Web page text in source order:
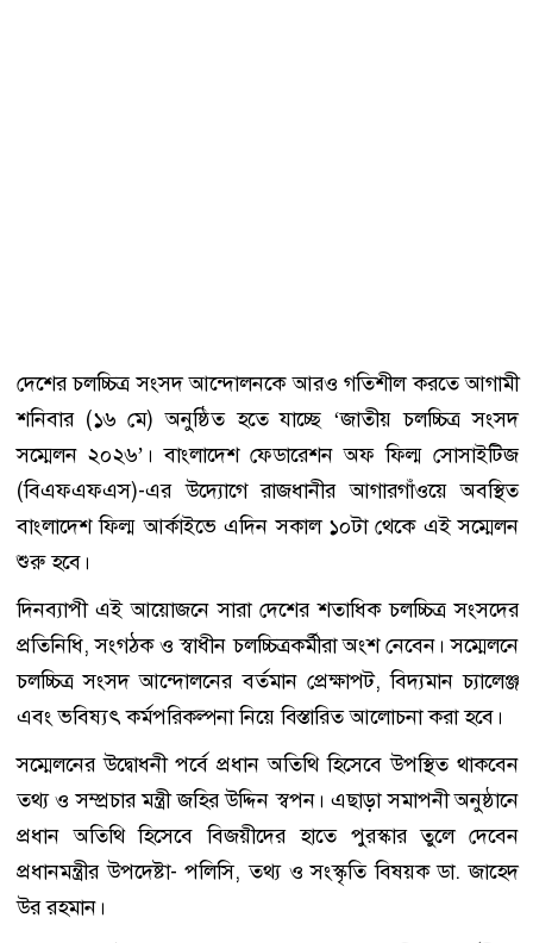
দেশের চলচ্চিত্র সংসদ আন্দোলনকে আরও গতিশীল করতে আগামী
শনিবার (১৬ মে) অনুষ্ঠিত হতে যাচ্ছে ‘জাতীয় চলচ্চিত্র সংসদ
সম্মেলন ২০২৬’। বাংলাদেশ ফেডারেশন অফ ফিল্ম সোসাইটিজ
(বিএফএফএস)-এর উদ্যোগে রাজধানীর আগারগাঁওয়ে অবস্থিত
বাংলাদেশ ফিল্ম আর্কাইভে এদিন সকাল ১০টা থেকে এই সম্মেলন
শুরু হবে।
দিনব্যাপী এই আয়োজনে সারা দেশের শতাধিক চলচ্চিত্র সংসদের
প্রতিনিধি, সংগঠক ও স্বাধীন চলচ্চিত্রকর্মীরা অংশ নেবেন। সম্মেলনে
চলচ্চিত্র সংসদ আন্দোলনের বর্তমান প্রেক্ষাপট, বিদ্যমান চ্যালেঞ্জ
এবং ভবিষ্যৎ কর্মপরিকল্পনা নিয়ে বিস্তারিত আলোচনা করা হবে।
সম্মেলনের উদ্বোধনী পর্বে প্রধান অতিথি হিসেবে উপস্থিত থাকবেন
তথ্য ও সম্প্রচার মন্ত্রী জহির উদ্দিন স্বপন। এছাড়া সমাপনী অনুষ্ঠানে
প্রধান অতিথি হিসেবে বিজয়ীদের হাতে পুরস্কার তুলে দেবেন
প্রধানমন্ত্রীর উপদেষ্টা- পলিসি, তথ্য ও সংস্কৃতি বিষয়ক ডা. জাহেদ
উর রহমান।